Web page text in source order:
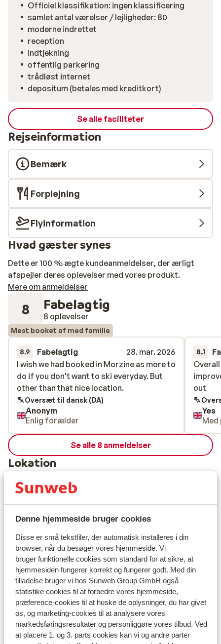
Denne hjemmeside bruger cookies
Disse er små tekstfiler, der automatisk installeres i din
browser, når du besøger vores hjemmeside. Vi
bruger funktionelle cookies som standard for at sikre, at
hjemmesiden fungerer korrekt og fungerer godt. Med din
tilladelse bruger vi hos Sunweb Group GmbH også
statistike cookies til at forbedre vores hjemmeside,
præference-cookies til at huske de oplysninger, du har givet
os, og marketing-cookies til at analysere vores
markedsføringsresultater og personliggøre vores tilbud. Ved
at placere 1. og 3. parts cookies kan vi og andre parter
Officiel klassifikation: ingen klassificering
samlet antal værelser / lejligheder: 80
moderne indrettet
reception
indtjekning
offentlig parkering
trådløst internet
depositum (betales med kreditkort)
Se alle faciliteter
Rejseinformation
Bemærk
Forplejning
Flyinformation
Hvad gæster synes
Dette er 100 % ægte kundeanmeldelser, der ærligt
afspejler deres oplevelser med vores produkt.
Mere om anmeldelser
8 Fabelagtig
8 oplevelser
Mest booket af med familie
8.9 Fabelagtig
28. mar. 2026
I wish we had booked in Morzine as more to
do if you don't want to ski everyday. But
other than that nice location.
I wish we had booked in Morzine as more to
do if you don't want to ski everyday. But
other than that nice location.
Oversæt til dansk (DA)
Anonym
Enlig forælder
8.1
out
out
Yes
Se alle 8 anmeldelser
Lokation
Se på kort
I området
Afstand til centrum: avoriaz 1800 center: ca. 300
meter
Afstand til skipiste ca. 100 meter
Afstand til nærmeste butikker ca. 50 meter
Nærmeste restaurant ca. 50 meter